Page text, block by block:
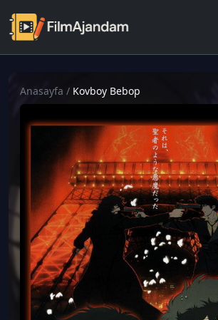
Anasayfa / Kovboy Bebop